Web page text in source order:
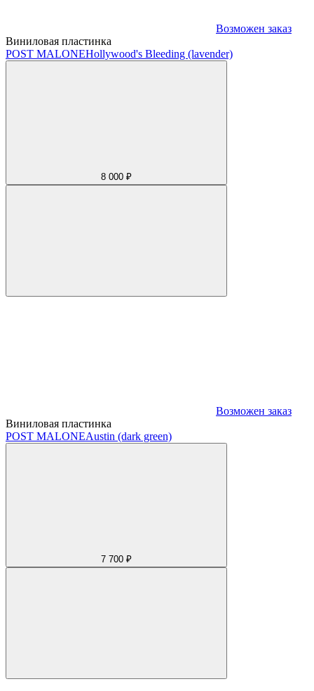
Возможен заказ
Виниловая пластинка
POST MALONEHollywood's Bleeding (lavender)
8 000 ₽
Возможен заказ
Виниловая пластинка
POST MALONEAustin (dark green)
7 700 ₽